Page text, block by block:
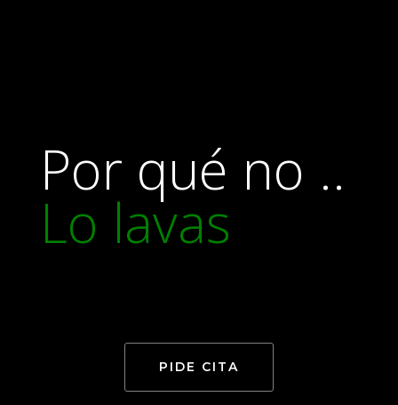
Por qué no ..
Lo lavas
PIDE CITA